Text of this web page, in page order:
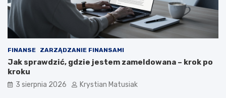
FINANSE ZARZĄDZANIE FINANSAMI
Jak sprawdzić, gdzie jestem zameldowana – krok po
kroku
3 sierpnia 2026 Krystian Matusiak